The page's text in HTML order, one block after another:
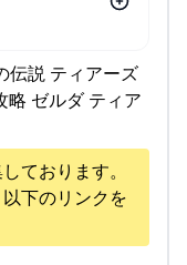
伝説 ティアーズ
ゼルダ ティア
ております。
下のリンクを